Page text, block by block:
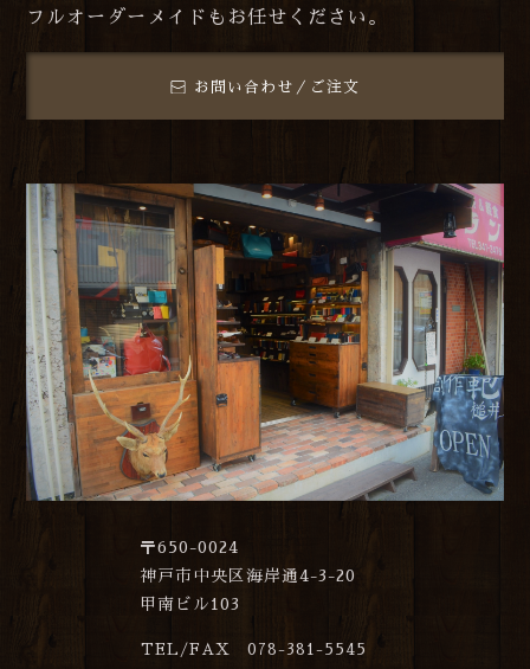
フルオーダーメイドもお任せください。
お問い合わせ／ご注文
〒650-0024
神戸市中央区海岸通4-3-20
甲南ビル103
TEL/FAX
078-381-5545